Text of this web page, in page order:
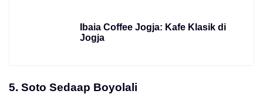
Ibaia Coffee Jogja: Kafe Klasik di
Jogja
5. Soto Sedaap Boyolali